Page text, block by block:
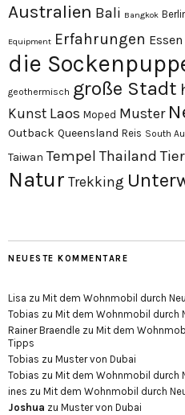
Australien Bali Bangkok
Equipment Erfahrungen Essen
die
geothermisch große Stadt
Kunst Laos Moped Muster
Outback Queensland Reis South
Taiwan Tempel Thailand
Natur Trekking
NEUESTE KOMMENTARE
Lisa zu Mit dem Wohnmobil durch
Tobias zu Mit dem Wohnmobil durch
Rainer Braendle zu Mit dem
Tipps
Tobias zu Muster von Dubai
Tobias zu Mit dem Wohnmobil durch
ines zu Mit dem Wohnmobil durch
Joshua zu Muster von Dubai